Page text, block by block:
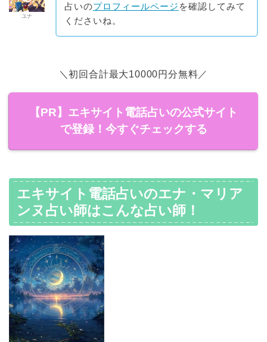
ユナ
占いのプロフィールページ を確認してみて
くださいね。
＼初回合計最大10000円分無料／
【PR】エキサイト電話占いの公式サイト
で登録！今すぐチェックする
エキサイト電話占いのエナ・マリア
ンヌ占い師はこんな占い師！